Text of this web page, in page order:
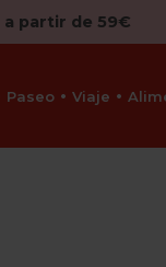
a partir de 59€
Paseo Viaje